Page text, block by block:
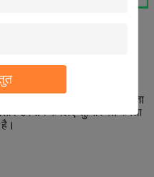
से निडर।
सुनिश्चित करता है कि उच्च
क्षमता में वृद्धि करता है, स्थिरता
उपयोग के लिए सुनिश्चित करता